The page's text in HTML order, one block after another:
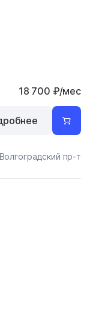
18 700 ₽/мес
пр-т